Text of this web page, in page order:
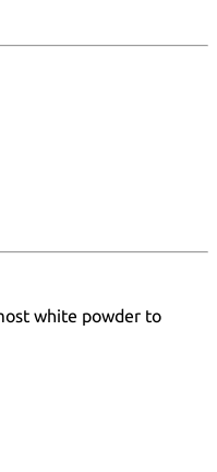
white powder to